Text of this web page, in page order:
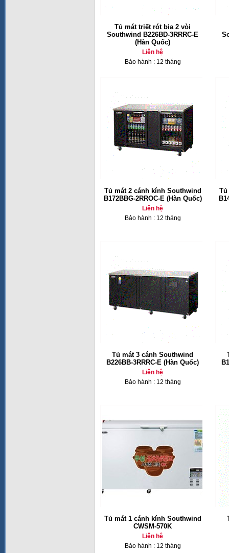
Tủ mát triết rót bia 2 vòi
Southwind B226BD-3RRRC-E
(Hàn Quốc)
Liên hệ
Bảo hành : 12 tháng
Tủ mát 2 cánh kính Southwind
B172BBG-2RROC-E (Hàn Quốc)
Liên hệ
Bảo hành : 12 tháng
Tủ
Tủ mát 3 cánh Southwind
B226BB-3RRRC-E (Hàn Quốc)
Liên hệ
Bảo hành : 12 tháng
Tủ mát 1 cánh kính Southwind
CWSM-570K
Liên hệ
Bảo hành : 12 tháng